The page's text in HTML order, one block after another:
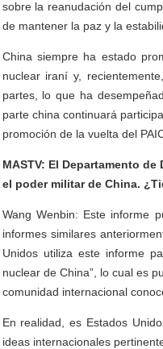
sobre la reanudación del
de mantener la paz y la
China siempre ha estado
nuclear iraní y,
partes, lo que ha
parte china continuará
promoción de la vuelta del
MASTV: El Departamento
el poder militar de China.
Wang Wenbin: Este informe
informes similares
Unidos utiliza este informe
nuclear de China”, lo cual es
comunidad internacional
En realidad, es Estados
ideas internacionales